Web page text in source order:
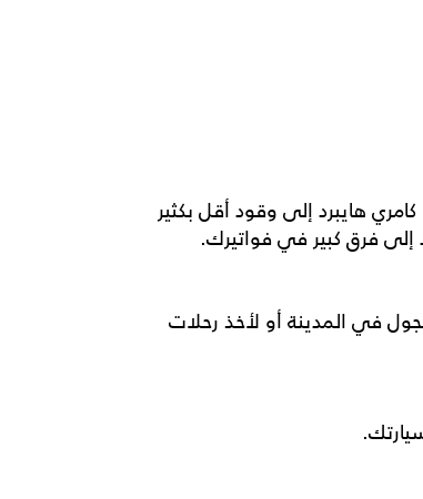
كامري هايبرد إلى وقود أقل بكثير
إلى فرق كبير في فواتيرك.
في المدينة أو لأخذ رحلات